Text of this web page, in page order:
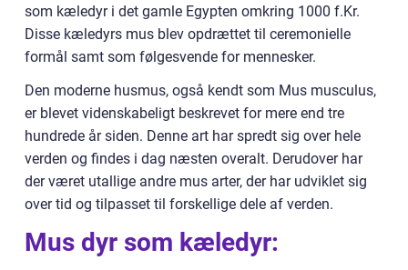
som kæledyr i det gamle Egypten omkring 1000 f.Kr.
Disse kæledyrs mus blev opdrættet til ceremonielle
formål samt som følgesvende for mennesker.
Den moderne husmus, også kendt som Mus musculus,
er blevet videnskabeligt beskrevet for mere end tre
hundrede år siden. Denne art har spredt sig over hele
verden og findes i dag næsten overalt. Derudover har
der været utallige andre mus arter, der har udviklet sig
over tid og tilpasset til forskellige dele af verden.
Mus dyr som kæledyr: